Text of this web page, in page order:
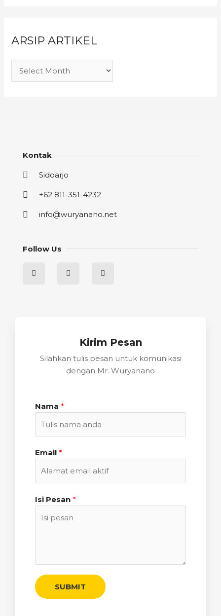
ARSIP ARTIKEL
Kontak
Sidoarjo
+62 811-351-4232
info@wuryanano.net
Follow Us
Kirim Pesan
Silahkan tulis pesan untuk komunikasi
dengan Mr. Wuryanano
Nama *
Email *
Isi Pesan *
SUBMIT